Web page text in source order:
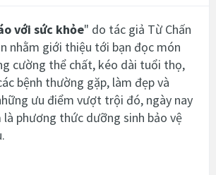
với sức khỏe" do tác giả Từ Chấn
nhằm giới thiệu tới bạn đọc món
cường thể chất, kéo dài tuổi thọ,
bệnh thường gặp, làm đẹp và
ưu điểm vượt trội đó, ngày nay
là phương thức dưỡng sinh bảo vệ